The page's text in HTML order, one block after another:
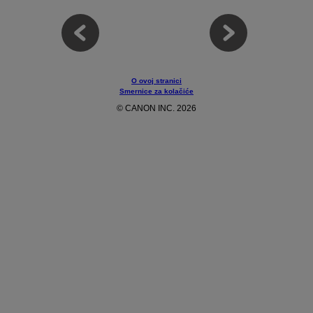
O ovoj stranici
Smernice za kolačiće
© CANON INC. 2026